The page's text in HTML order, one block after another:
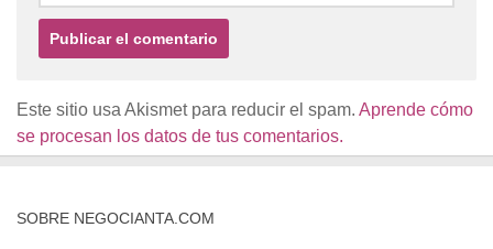
Este sitio usa Akismet para reducir el spam. Aprende cómo
se procesan los datos de tus comentarios.
SOBRE NEGOCIANTA.COM